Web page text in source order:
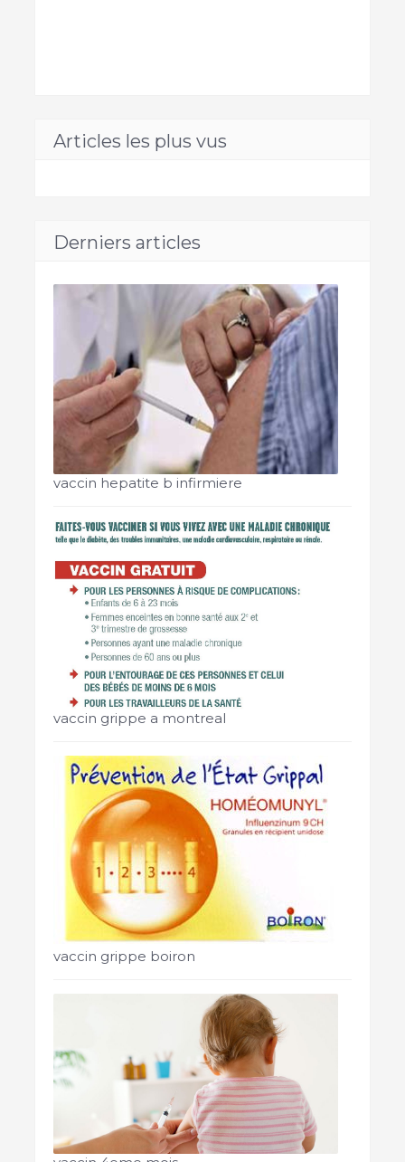
Articles les plus vus
Derniers articles
vaccin hepatite b infirmiere
vaccin grippe a montreal
vaccin grippe boiron